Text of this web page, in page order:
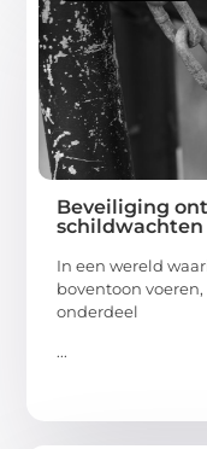
Beveiliging
schildwachten
In een wereld
boventoon
onderdeel
...